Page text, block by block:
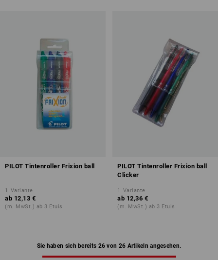
PILOT Tintenroller Frixion ball
1 Variante
ab 12,13 €
(m. MwSt.) ab 3 Etuis
PILOT Tintenroller Frixion ball
Clicker
1 Variante
ab 12,36 €
(m. MwSt.) ab 3 Etuis
Sie haben sich bereits 26 von 26 Artikeln angesehen.